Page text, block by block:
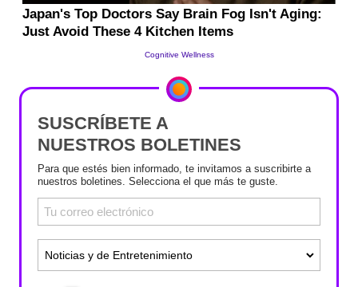
SUSCRÍBETE A
NUESTROS BOLETINES
Para que estés bien informado, te invitamos a suscribirte a
nuestros boletines. Selecciona el que más te guste.